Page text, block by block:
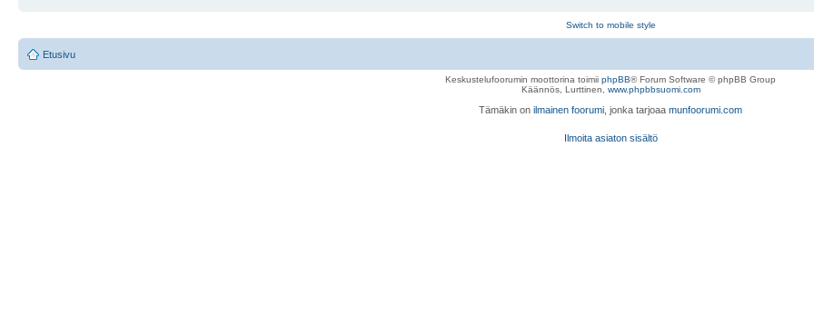
Switch to mobile style
Etusivu
Keskustelufoorumin moottorina toimii phpBB® Forum Software © phpBB Group
Käännös, Lurttinen, www.phpbbsuomi.com
Tämäkin on ilmainen foorumi , jonka tarjoaa munfoorumi.com
Ilmoita asiaton sisältö